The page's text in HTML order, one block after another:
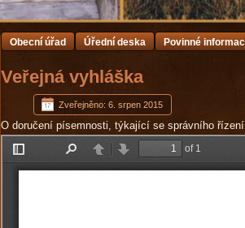
Obecní úřad Úřední deska Povinné
Veřejná vyhláška
Zveřejněno: 6. srpen 2015
O doručení písemnosti, týkající se správního